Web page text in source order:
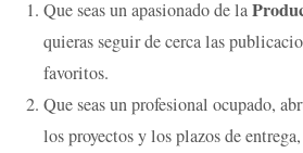
Que seas un apasionado de la
quieras seguir de cerca las
favoritos.
Que seas un profesional ocupado,
los proyectos y los plazos de